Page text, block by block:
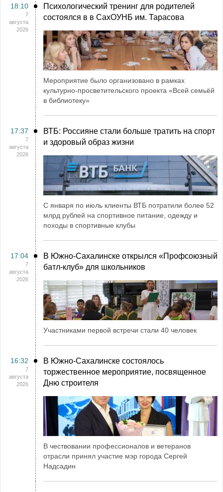
18:10
7
августа
2026
Психологический тренинг для родителей
состоялся в в СахОУНБ им. Тарасова
Мероприятие было организовано в рамках
культурно-просветительского проекта «Всей семьёй
в библиотеку»
17:37
7
августа
2026
ВТБ: Россияне стали больше тратить на спорт
и здоровый образ жизни
С января по июль клиенты ВТБ потратили более 52
млрд рублей на спортивное питание, одежду и
походы в спортивные клубы
17:04
7
августа
2026
В Южно-Сахалинске открылся «Профсоюзный
батл-клуб» для школьников
Участниками первой встречи стали 40 человек
16:32
7
августа
2026
В Южно-Сахалинске состоялось
торжественное мероприятие, посвященное
Дню строителя
В чествовании профессионалов и ветеранов
отрасли принял участие мэр города Сергей
Надсадин